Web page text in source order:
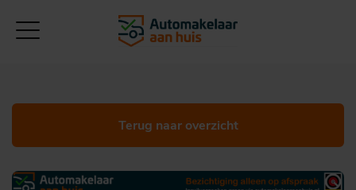
Terug naar overzicht